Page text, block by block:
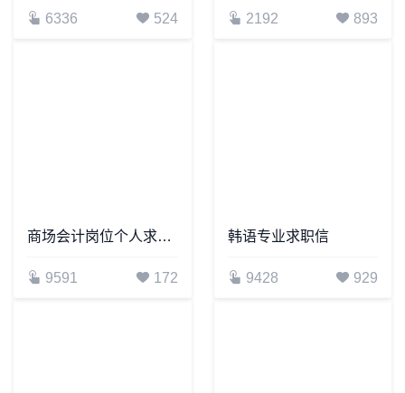
6336 524 2192 893
商场会计岗位个人求职信
9591 172
韩语专业求职信
9428 929